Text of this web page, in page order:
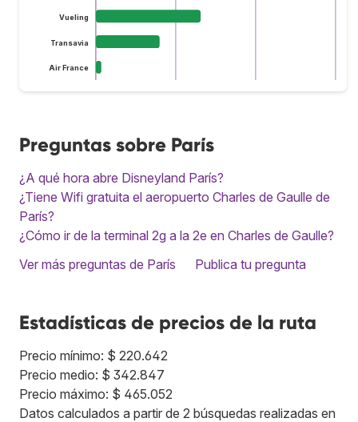
Vueling
Transavia
Air France
Preguntas sobre París
¿A qué hora abre Disneyland París?
¿Tiene Wifi gratuita el aeropuerto Charles de Gaulle de
París?
¿Cómo ir de la terminal 2g a la 2e en Charles de Gaulle?
Ver más preguntas de París
Publica tu pregunta
Estadísticas de precios de la ruta
Precio mínimo: $ 220.642
Precio medio: $ 342.847
Precio máximo: $ 465.052
Datos calculados a partir de 2 búsquedas realizadas en